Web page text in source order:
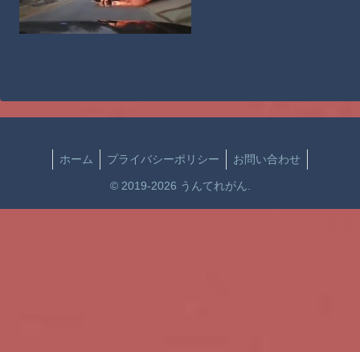
ホーム プライバシーポリシー お問い合わせ
© 2019-2026 うんてれがん.